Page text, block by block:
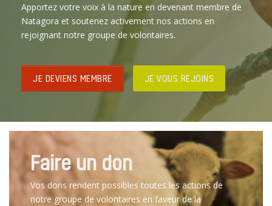
Apportez votre voix à la nature en devenant membre de
Natagora et soutenez activement nos actions en
rejoignant notre groupe de volontaires.
JE DEVIENS MEMBRE JE VOUS REJOINS
Faire un don
Vos dons rendent possibles toutes les actions de
notre groupe de volontaires en faveur de la